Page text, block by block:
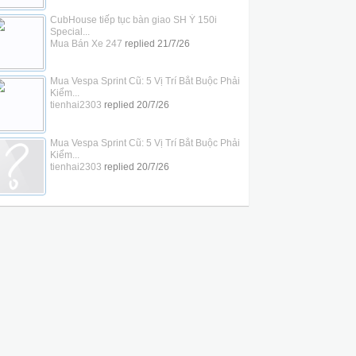
CubHouse tiếp tục bàn giao SH Ý 150i
Special...
Mua Bán Xe 247 replied 21/7/26
Mua Vespa Sprint Cũ: 5 Vị Trí Bắt Buộc Phải
Kiểm...
tienhai2303 replied 20/7/26
Mua Vespa Sprint Cũ: 5 Vị Trí Bắt Buộc Phải
Kiểm...
tienhai2303 replied 20/7/26